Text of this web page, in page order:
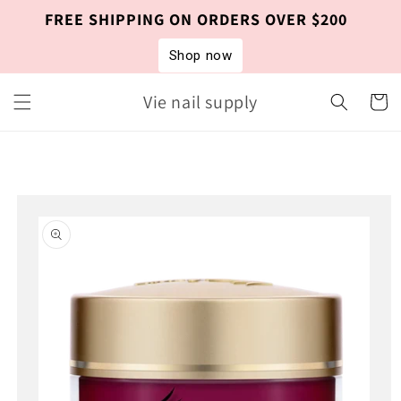
Skip to
content
FREE SHIPPING ON ORDERS OVER $200
Shop now
Vie nail supply Cart